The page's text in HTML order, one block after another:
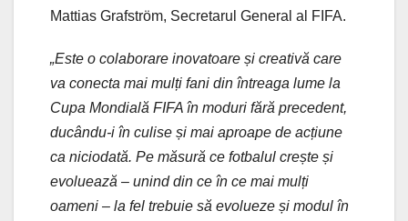
Mattias Grafström, Secretarul General al FIFA.
„Este o colaborare inovatoare și creativă care
va conecta mai mulți fani din întreaga lume la
Cupa Mondială FIFA în moduri fără precedent,
ducându-i în culise și mai aproape de acțiune
ca niciodată. Pe măsură ce fotbalul crește și
evoluează – unind din ce în ce mai mulți
oameni – la fel trebuie să evolueze și modul în